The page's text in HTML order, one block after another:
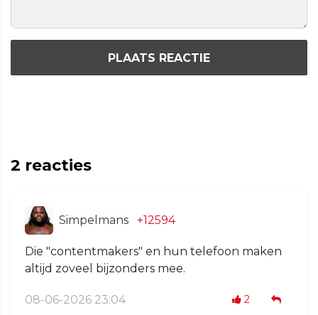
PLAATS REACTIE
2 reacties
Simpelmans +12594
Die "contentmakers" en hun telefoon maken
altijd zoveel bijzonders mee.
08-06-2026 23:04 2